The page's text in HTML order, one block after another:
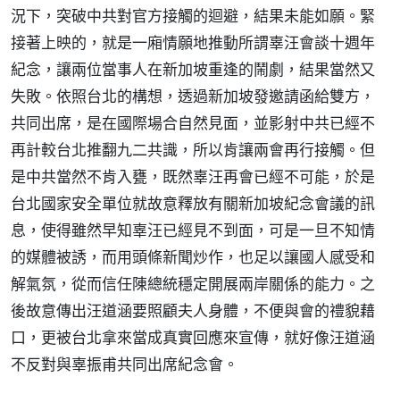
況下，突破中共對官方接觸的迴避，結果未能如願。緊
接著上映的，就是一廂情願地推動所謂辜汪會談十週年
紀念，讓兩位當事人在新加坡重逢的鬧劇，結果當然又
失敗。依照台北的構想，透過新加坡發邀請函給雙方，
共同出席，是在國際場合自然見面，並影射中共已經不
再計較台北推翻九二共識，所以肯讓兩會再行接觸。但
是中共當然不肯入甕，既然辜汪再會已經不可能，於是
台北國家安全單位就故意釋放有關新加坡紀念會議的訊
息，使得雖然早知辜汪已經見不到面，可是一旦不知情
的媒體被誘，而用頭條新聞炒作，也足以讓國人感受和
解氣氛，從而信任陳總統穩定開展兩岸關係的能力。之
後故意傳出汪道涵要照顧夫人身體，不便與會的禮貌藉
口，更被台北拿來當成真實回應來宣傳，就好像汪道涵
不反對與辜振甫共同出席紀念會。